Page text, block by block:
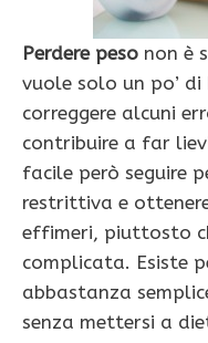
Perdere peso non è
vuole solo un po’
correggere alcuni
contribuire a far
facile però seguire
restrittiva e
effimeri, piuttosto
complicata. Esiste
abbastanza
senza mettersi a